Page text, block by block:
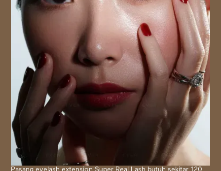
Pasang eyelash extension Super Real Lash butuh sekitar 120